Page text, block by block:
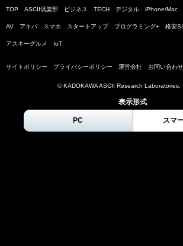
TOP ASCII倶楽部 ビジネス TECH デジタル iPhone/Mac
AV アキバ スマホ スタートアップ プログラミング+ 格安
アスキーグルメ IoT
サイトポリシー プライバシーポリシー 運営会社 お問い合わせ
© KADOKAWA ASCII Research Laboratories,
表示形式
PC スマ